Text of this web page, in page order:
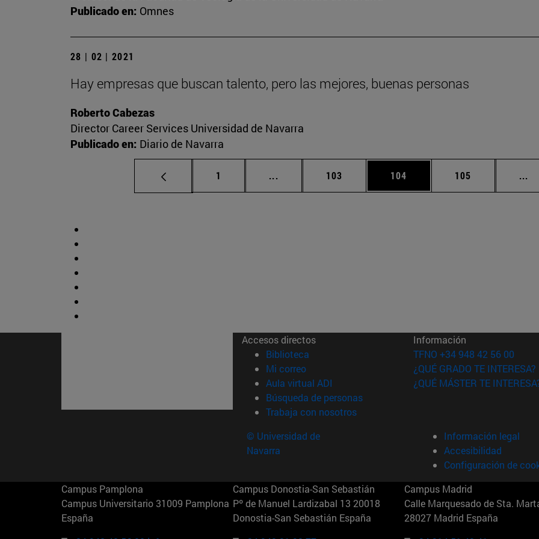
Publicado en: Omnes
28 | 02 | 2021
Hay empresas que buscan talento, pero las mejores, buenas personas
Roberto Cabezas
Director Career Services Universidad de Navarra
Publicado en: Diario de Navarra
Página
1 ... Páginas intermedias Use TAB para desplazarse.
Página
103 Página
104 Página
105 ...
Accesos directos
Biblioteca (abre en nueva ventana)
Mi correo(abre en nueva ventana)
Aula virtual ADI (abre en nueva ventana)
Búsqueda de personas(abre en nueva ventana)
Trabaja con nosotros(abre en nueva ventana)
Información
TFNO +34 948 42 56 00
¿QUÉ GRADO TE INTERESA?
¿QUÉ MÁSTER TE
© Universidad de
Navarra
Información legal
Accesibilidad
Configuración de
Campus Pamplona
Campus Universitario 31009 Pamplona
España
Campus Donostia-San Sebastián
Pº de Manuel Lardizabal 13 20018
Donostia-San Sebastián España
Campus Madrid
Calle Marquesado de Sta.
28027 Madrid España